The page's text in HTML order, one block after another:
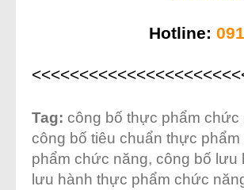
Hotline:
Tag: công bố thực phẩm chức
công bố tiêu chuẩn thực
phẩm chức năng, công bố lưu
lưu hành thực phẩm chức